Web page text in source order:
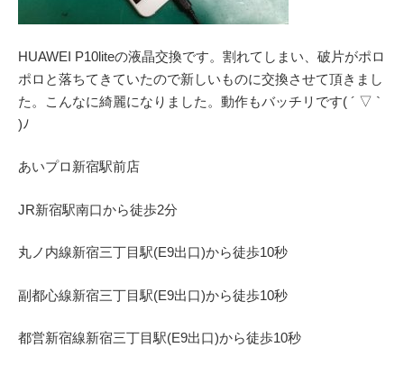
HUAWEI P10liteの液晶交換です。割れてしまい、破片がポロ
ポロと落ちてきていたので新しいものに交換させて頂きまし
た。こんなに綺麗になりました。動作もバッチリです( ´ ▽ `
)ﾉ
あいプロ新宿駅前店
JR新宿駅南口から徒歩2分
丸ノ内線新宿三丁目駅(E9出口)から徒歩10秒
副都心線新宿三丁目駅(E9出口)から徒歩10秒
都営新宿線新宿三丁目駅(E9出口)から徒歩10秒